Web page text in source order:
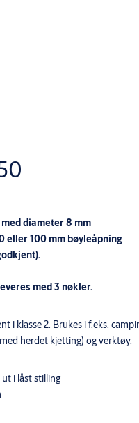
diameter 8 mm
eller 100 mm bøyleåpning
med 3 nøkler.
i klasse 2. Brukes i f.eks.
herdet kjetting) og verktøy.
i låst stilling